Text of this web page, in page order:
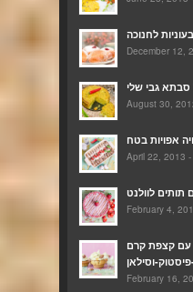
לחנוכה
December 12,
August 30,
April 22, 2013
February 4,
עם קצפת קרם
February 16,